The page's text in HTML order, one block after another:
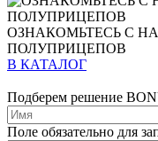
ОЗНАКОМЬТЕСЬ С
ПОЛУПРИЦЕПОВ
В КАТАЛОГ
Подберем решение
Поле обязательно для